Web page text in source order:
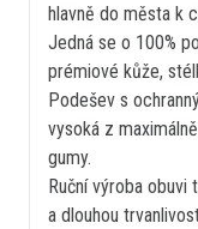
hlavně do města k
Jedná se o 100%
prémiové kůže,
Podešev s
vysoká z
gumy.
Ruční výroba
a dlouhou